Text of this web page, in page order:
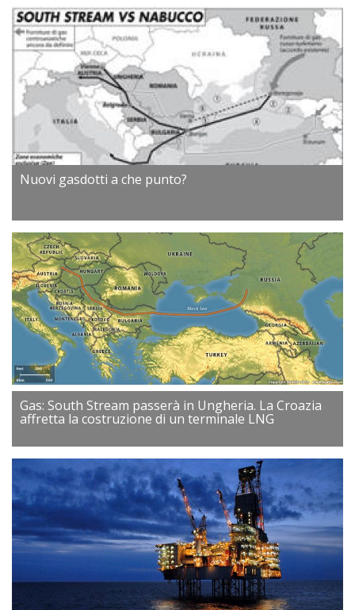
Nuovi gasdotti a che punto?
Gas: South Stream passerà in Ungheria. La Croazia
affretta la costruzione di un terminale LNG